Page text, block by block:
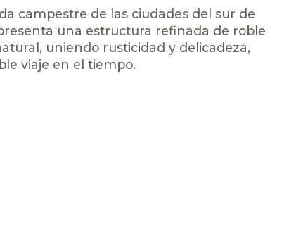
campestre de las ciudades del sur de
una estructura refinada de roble
uniendo rusticidad y delicadeza,
viaje en el tiempo.